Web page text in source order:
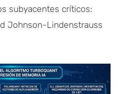
subyacentes críticos:
Johnson-Lindenstrauss